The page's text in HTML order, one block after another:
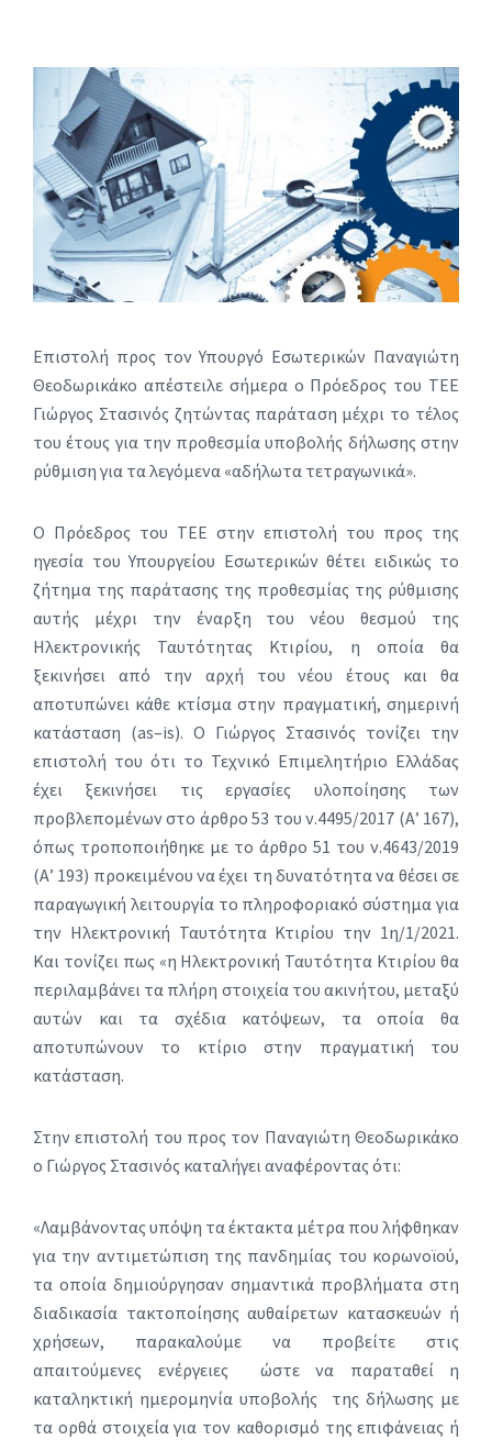
Επιστολή προς τον Υπουργό Εσωτερικών Παναγιώτη
Θεοδωρικάκο απέστειλε σήμερα ο Πρόεδρος του ΤΕΕ
Γιώργος Στασινός ζητώντας παράταση μέχρι το τέλος
του έτους για την προθεσμία υποβολής δήλωσης στην
ρύθμιση για τα λεγόμενα «αδήλωτα τετραγωνικά».
Ο Πρόεδρος του ΤΕΕ στην επιστολή του προς της
ηγεσία του Υπουργείου Εσωτερικών θέτει ειδικώς το
ζήτημα της παράτασης της προθεσμίας της ρύθμισης
αυτής μέχρι την έναρξη του νέου θεσμού της
Ηλεκτρονικής Ταυτότητας Κτιρίου, η οποία θα
ξεκινήσει από την αρχή του νέου έτους και θα
αποτυπώνει κάθε κτίσμα στην πραγματική, σημερινή
κατάσταση (as–is). Ο Γιώργος Στασινός τονίζει την
επιστολή του ότι το Τεχνικό Επιμελητήριο Ελλάδας
έχει ξεκινήσει τις εργασίες υλοποίησης των
προβλεπομένων στο άρθρο 53 του ν.4495/2017 (Α’ 167),
όπως τροποποιήθηκε με το άρθρο 51 του ν.4643/2019
(Α’ 193) προκειμένου να έχει τη δυνατότητα να θέσει σε
παραγωγική λειτουργία το πληροφοριακό σύστημα για
την Ηλεκτρονική Ταυτότητα Κτιρίου την 1η/1/2021.
Και τονίζει πως «η Ηλεκτρονική Ταυτότητα Κτιρίου θα
περιλαμβάνει τα πλήρη στοιχεία του ακινήτου, μεταξύ
αυτών και τα σχέδια κατόψεων, τα οποία θα
αποτυπώνουν το κτίριο στην πραγματική του
κατάσταση.
Στην επιστολή του προς τον Παναγιώτη Θεοδωρικάκο
ο Γιώργος Στασινός καταλήγει αναφέροντας ότι:
«Λαμβάνοντας υπόψη τα έκτακτα μέτρα που λήφθηκαν
για την αντιμετώπιση της πανδημίας του κορωνοϊού,
τα οποία δημιούργησαν σημαντικά προβλήματα στη
διαδικασία τακτοποίησης αυθαίρετων κατασκευών ή
χρήσεων, παρακαλούμε να προβείτε στις
απαιτούμενες ενέργειες ώστε να παραταθεί η
καταληκτική ημερομηνία υποβολής της δήλωσης με
τα ορθά στοιχεία για τον καθορισμό της επιφάνειας ή